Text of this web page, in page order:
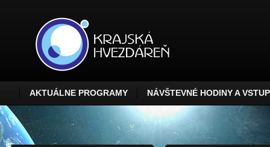
AKTUÁLNE PROGRAMY NÁVŠTEVNÉ HODINY A